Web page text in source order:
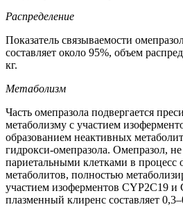
Распределение
Показатель связываемости
составляет около 95%, объем
кг.
Метаболизм
Часть омепразола подвергается
метаболизму с участием
образованием неактивных
гидрокси-омепразола. Омепразол,
париетальными клетками в процесс
метаболитов, полностью
участием изоферментов CYP2C19
плазменный клиренс составляет